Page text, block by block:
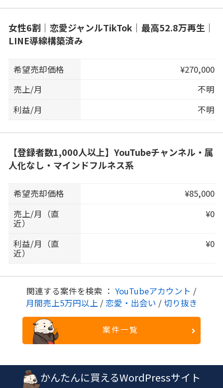
女性6割｜恋愛ジャンルTikTok｜最高52.8万再生｜
LINE導線構築済み
希望売却価格
¥270,000
売上/月
不明
利益/月
不明
【登録者数1,000人以上】YouTubeチャンネル・属
人化なし・マインドフルネス系
希望売却価格
¥85,000
売上/月（直
近）
¥0
利益/月（直
近）
¥0
関連する案件を検索 ： YouTubeアカウント /
月間売上5万円以上 / 恋愛・出会い / 切り抜き
案件一覧
かんたんに買えるWordPressサイト